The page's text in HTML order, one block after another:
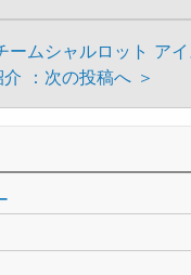
ームシャルロット ア
：次の投稿へ ＞